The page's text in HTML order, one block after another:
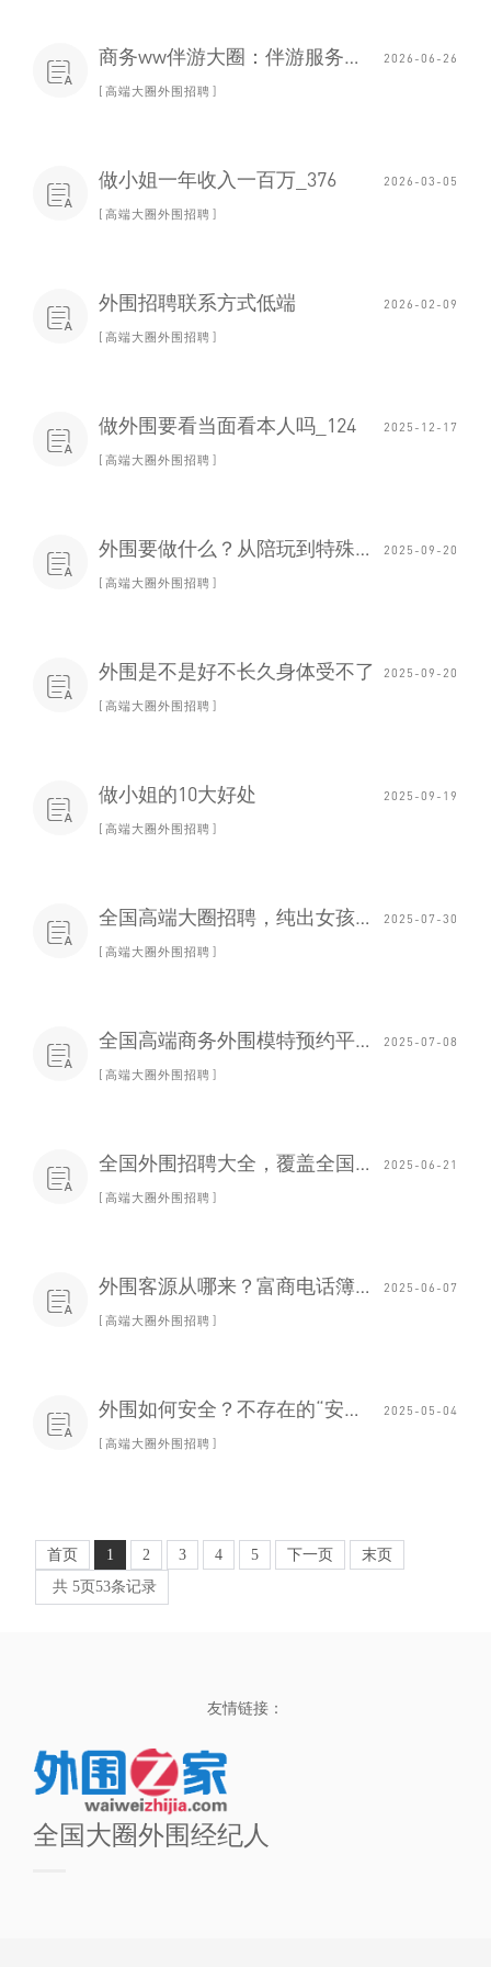
 ‌商务ww伴游大圈‌：伴游服务的“奇葩经历” 2026-06-26
高端大圈外围招聘
 做小姐一年收入一百万_376 2026-03-05
高端大圈外围招聘
 外围招聘联系方式低端 2026-02-09
高端大圈外围招聘
 做外围要看当面看本人吗_124 2025-12-17
高端大圈外围招聘
 外围要做什么？从陪玩到特殊需求的多样化服务 2025-09-20
高端大圈外围招聘
 外围是不是好不长久身体受不了 2025-09-20
高端大圈外围招聘
 做小姐的10大好处 2025-09-19
高端大圈外围招聘
 全国高端大圈招聘，纯出女孩，薪资保障_29 2025-07-30
高端大圈外围招聘
 全国高端商务外围模特预约平台，定制行程，隐私优先 2025-07-08
高端大圈外围招聘
 全国外围招聘大全，覆盖全国主要城市_216 2025-06-21
高端大圈外围招聘
 外围客源从哪来？富商电话簿与奢侈品消费链分析_391 2025-06-07
高端大圈外围招聘
 外围如何安全？不存在的“安全”与必然的高风险_255 2025-05-04
高端大圈外围招聘
首页 1 2 3 4 5 下一页
末页
共 5页 53条记录
友情链接：
全国大圈外围经纪人